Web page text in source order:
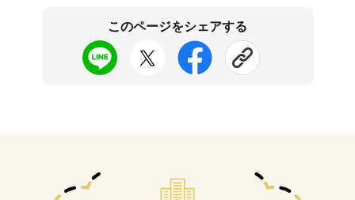
このページをシェアする